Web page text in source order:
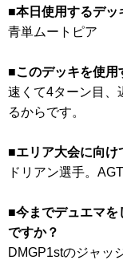
■本日使用するデッ
青単ムートピア
■このデッキを使用
速くて4ターン目、
るからです。
■エリア大会に向け
ドリアン選手。
■今までデュエマを
ですか？
DMGP1stのジャッ